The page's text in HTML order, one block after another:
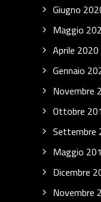
Giugno
Maggio
Aprile 2020
Gennaio
Novembre
Ottobre
Settembre
Maggio
Dicembre
Novembre